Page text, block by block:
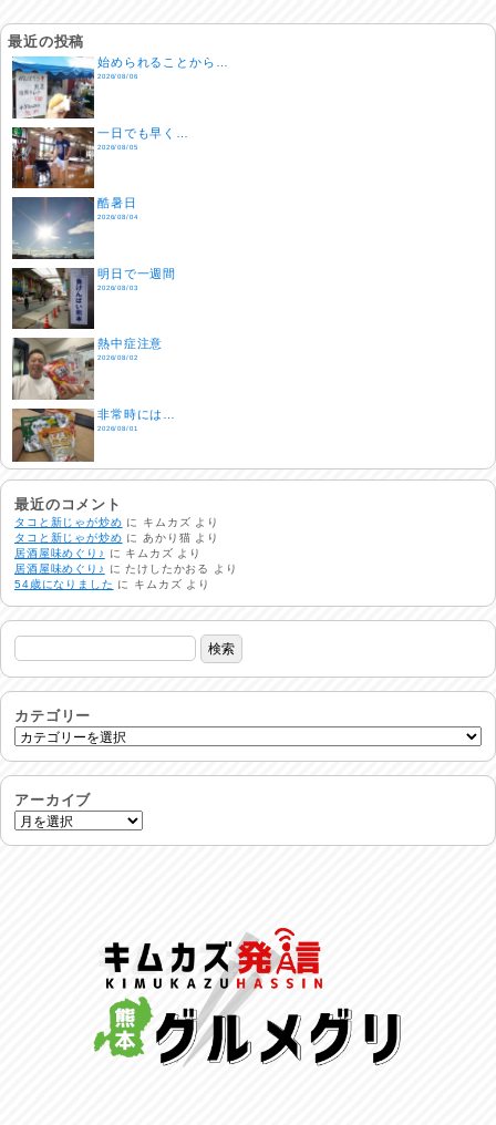
最近の投稿
始められることから…
2026/08/06
一日でも早く…
2026/08/05
酷暑日
2026/08/04
明日で一週間
2026/08/03
熱中症注意
2026/08/02
非常時には…
2026/08/01
生活支援情報
2026/07/31
24時間体制
2026/07/30
命を守る行動を…
2026/07/29
土用丑の日♪
反省会♪
馬肉料理 桜馬亭
2026/07/24
ラジてん通信♪
最近のコメント
タコと新じゃが炒め に キムカズ より
タコと新じゃが炒め に あかり猫 より
居酒屋味めぐり♪
に キムカズ より
居酒屋味めぐり♪
にたけしたかおる
より
54歳になりました に キムカズ より
カテゴリー
アーカイブ